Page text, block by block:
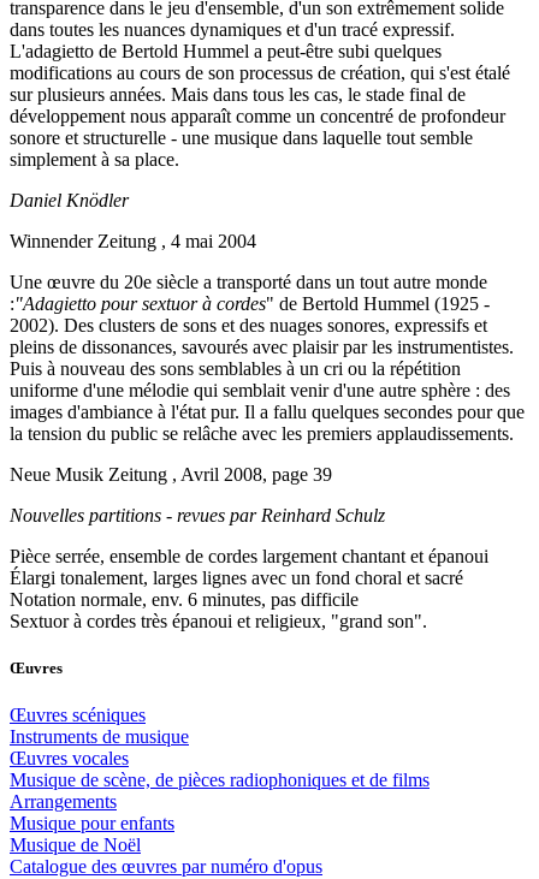
transparence dans le jeu d'ensemble, d'un son extrêmement solide
dans toutes les nuances dynamiques et d'un tracé expressif.
L'adagietto de Bertold Hummel a peut-être subi quelques
modifications au cours de son processus de création, qui s'est étalé
sur plusieurs années. Mais dans tous les cas, le stade final de
développement nous apparaît comme un concentré de profondeur
sonore et structurelle - une musique dans laquelle tout semble
simplement à sa place.
Daniel Knödler
Winnender Zeitung , 4 mai 2004
Une œuvre du 20e siècle a transporté dans un tout autre monde
:"Adagietto pour sextuor à cordes" de Bertold Hummel (1925 -
2002). Des clusters de sons et des nuages sonores, expressifs et
pleins de dissonances, savourés avec plaisir par les instrumentistes.
Puis à nouveau des sons semblables à un cri ou la répétition
uniforme d'une mélodie qui semblait venir d'une autre sphère : des
images d'ambiance à l'état pur. Il a fallu quelques secondes pour que
la tension du public se relâche avec les premiers applaudissements.
Neue Musik Zeitung , Avril 2008, page 39
Nouvelles partitions - revues par Reinhard Schulz
Pièce serrée, ensemble de cordes largement chantant et épanoui
Élargi tonalement, larges lignes avec un fond choral et sacré
Notation normale, env. 6 minutes, pas difficile
Sextuor à cordes très épanoui et religieux, "grand son".
Œuvres
Œuvres scéniques
Instruments de musique
Œuvres vocales
Musique de scène, de pièces radiophoniques et de films
Arrangements
Musique pour enfants
Musique de Noël
Catalogue des œuvres par numéro d'opus